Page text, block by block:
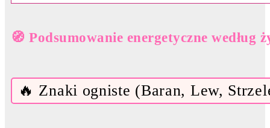
🧭 Podsumowanie energetyczne według
🔥 Znaki ogniste (Baran, Lew,